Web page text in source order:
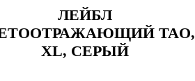
ЛЕЙБЛ
TAO,
XL, СЕРЫЙ